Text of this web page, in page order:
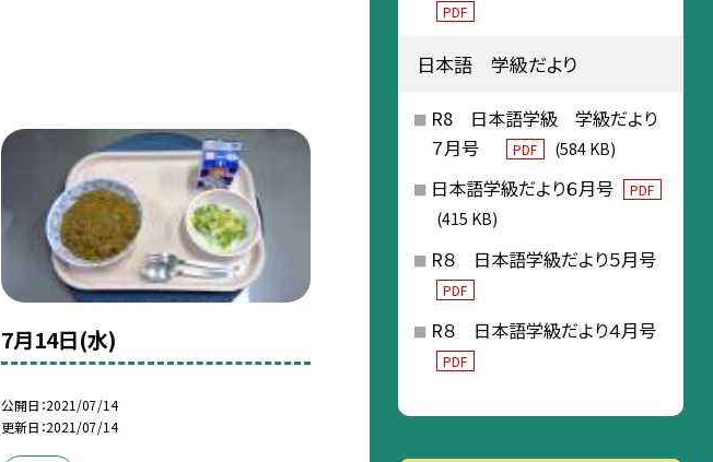
7月14日(水)
公開日 2021/07/14
更新日 2021/07/14
PDF
日本語 学級だより
R8 日本語学級 学級だより
７月号
PDF (584 KB)
日本語学級だより６月号 PDF
(415 KB)
R８ 日本語学級だより５月号
PDF
R８ 日本語学級だより４月号
PDF